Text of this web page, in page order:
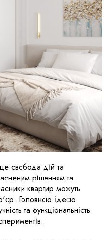
свобода дій та
рішенням та
квартир можуть
Головною ідеєю
та функціональність